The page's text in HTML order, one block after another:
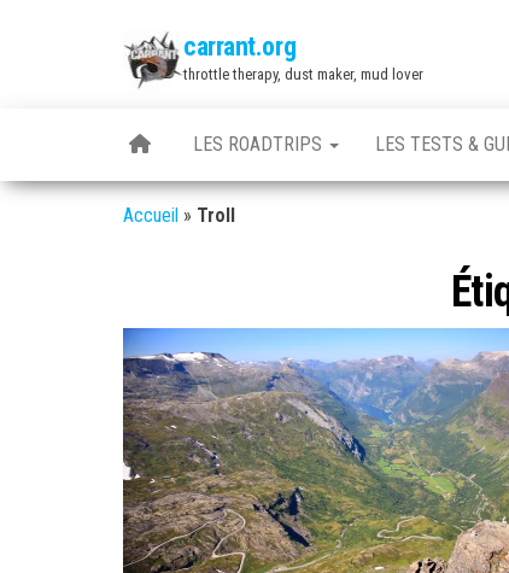
carrant.org
throttle therapy, dust maker, mud lover
LES ROADTRIPS LES TESTS &
Accueil » Troll